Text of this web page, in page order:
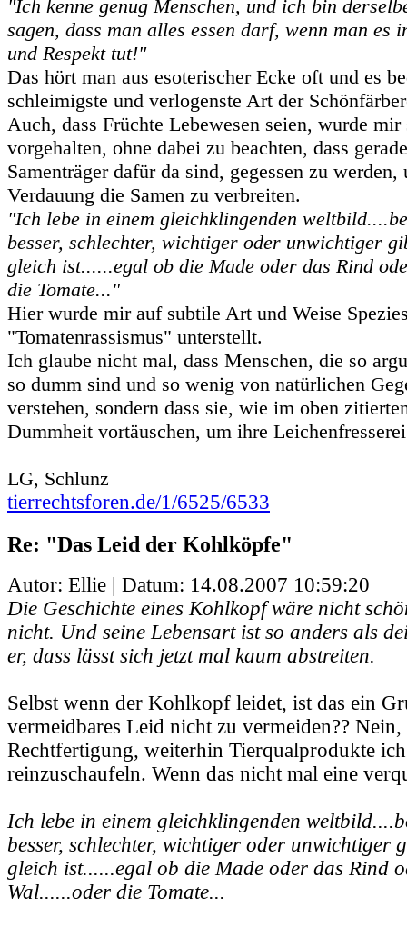
"Ich kenne genug Menschen, und ich bin
sagen, dass man alles essen darf, wenn man es
und Respekt tut!"
Das hört man aus esoterischer Ecke oft und es
schleimigste und verlogenste Art der
Auch, dass Früchte Lebewesen seien, wurde
vorgehalten, ohne dabei zu beachten, dass
Samenträger dafür da sind, gegessen zu werden,
Verdauung die Samen zu verbreiten.
"Ich lebe in einem gleichklingenden
besser, schlechter, wichtiger oder unwichtiger
gleich ist......egal ob die Made oder das Rind
die Tomate..."
Hier wurde mir auf subtile Art und Weise
"Tomatenrassismus" unterstellt.
Ich glaube nicht mal, dass Menschen, die so
so dumm sind und so wenig von natürlichen
verstehen, sondern dass sie, wie im oben
Dummheit vortäuschen, um ihre
LG, Schlunz
tierrechtsforen.de/1/6525/6533
Re: "Das Leid der Kohlköpfe"
Autor: Ellie | Datum: 14.08.2007 10:59:20
Die Geschichte eines Kohlkopf wäre nicht
nicht. Und seine Lebensart ist so anders als
er, dass lässt sich jetzt mal kaum abstreiten.
Selbst wenn der Kohlkopf leidet, ist das ein
vermeidbares Leid nicht zu vermeiden?? Nein,
Rechtfertigung, weiterhin Tierqualprodukte
reinzuschaufeln. Wenn das nicht mal eine
Ich lebe in einem gleichklingenden
besser, schlechter, wichtiger oder unwichtiger
gleich ist......egal ob die Made oder das Rind
Wal......oder die Tomate...